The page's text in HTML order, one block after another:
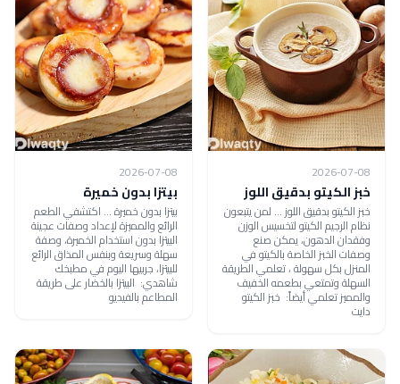
2026-07-08
خبز الكيتو بدقيق اللوز
خبز الكيتو بدقيق اللوز ... لمن يتبعون
نظام الرجيم الكيتو لتخسيس الوزن
وفقدان الدهون، يمكن صنع
وصفات الخبز الخاصة بالكيتو في
المنزل بكل سهولة ، تعلمي الطريقة
السهلة وتمتعي بطعمه الخفيف
والمميز تعلمي أيضاً: خبز الكيتو
دايت
2026-07-08
بيتزا بدون خميرة
بيتزا بدون خميرة ... اكتشفي الطعم
الرائع والمميزة لإعداد وصفات عجينة
البيتزا بدون استخدام الخميرة، وصفة
سهلة وسريعة وبنفس المذاق الرائع
للبيتزا، جربيها اليوم في مطبخك
شاهدي: البيتزا بالخضار على طريقة
المطاعم بالفيديو